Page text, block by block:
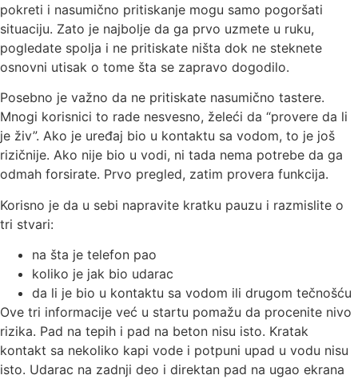
pokreti i nasumično pritiskanje mogu samo pogoršati
situaciju. Zato je najbolje da ga prvo uzmete u ruku,
pogledate spolja i ne pritiskate ništa dok ne steknete
osnovni utisak o tome šta se zapravo dogodilo.
Posebno je važno da ne pritiskate nasumično tastere.
Mnogi korisnici to rade nesvesno, želeći da “provere da li
je živ”. Ako je uređaj bio u kontaktu sa vodom, to je još
rizičnije. Ako nije bio u vodi, ni tada nema potrebe da ga
odmah forsirate. Prvo pregled, zatim provera funkcija.
Korisno je da u sebi napravite kratku pauzu i razmislite o
tri stvari:
na šta je telefon pao
koliko je jak bio udarac
da li je bio u kontaktu sa vodom ili drugom tečnošću
Ove tri informacije već u startu pomažu da procenite nivo
rizika. Pad na tepih i pad na beton nisu isto. Kratak
kontakt sa nekoliko kapi vode i potpuni upad u vodu nisu
isto. Udarac na zadnji deo i direktan pad na ugao ekrana